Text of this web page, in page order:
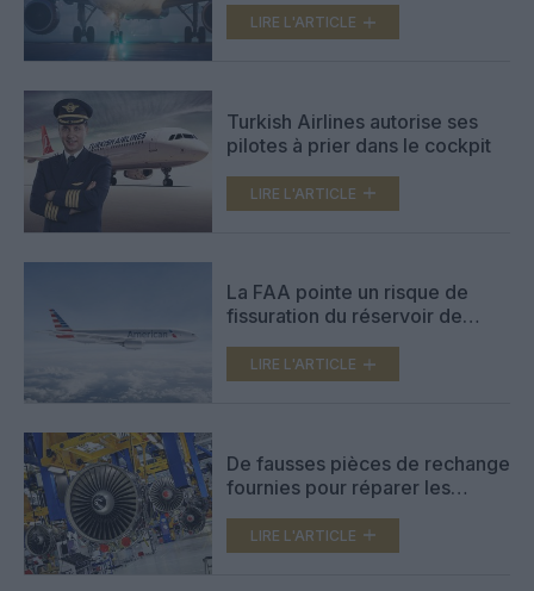
LIRE L'ARTICLE
Turkish Airlines autorise ses
pilotes à prier dans le cockpit
LIRE L'ARTICLE
La FAA pointe un risque de
fissuration du réservoir de
LIRE L'ARTICLE
De fausses pièces de rechange
fournies pour réparer les
LIRE L'ARTICLE